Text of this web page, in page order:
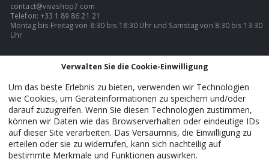
contact@vivashop7.com
Telefon: +33 1 89 86 21 21
Montag bis Freitag von 8:30 bis 18:30 Uhr und Samstag von 8:30 bis 13:30
Uhr
VivaShop7 - Official. © 2026. ALLE RECHTE VORBEHALTEN.
Verwalten Sie die Cookie-Einwilligung
Um das beste Erlebnis zu bieten, verwenden wir Technologien
wie Cookies, um Geräteinformationen zu speichern und/oder
darauf zuzugreifen. Wenn Sie diesen Technologien zustimmen,
können wir Daten wie das Browserverhalten oder eindeutige IDs
auf dieser Site verarbeiten. Das Versäumnis, die Einwilligung zu
erteilen oder sie zu widerrufen, kann sich nachteilig auf
bestimmte Merkmale und Funktionen auswirken.